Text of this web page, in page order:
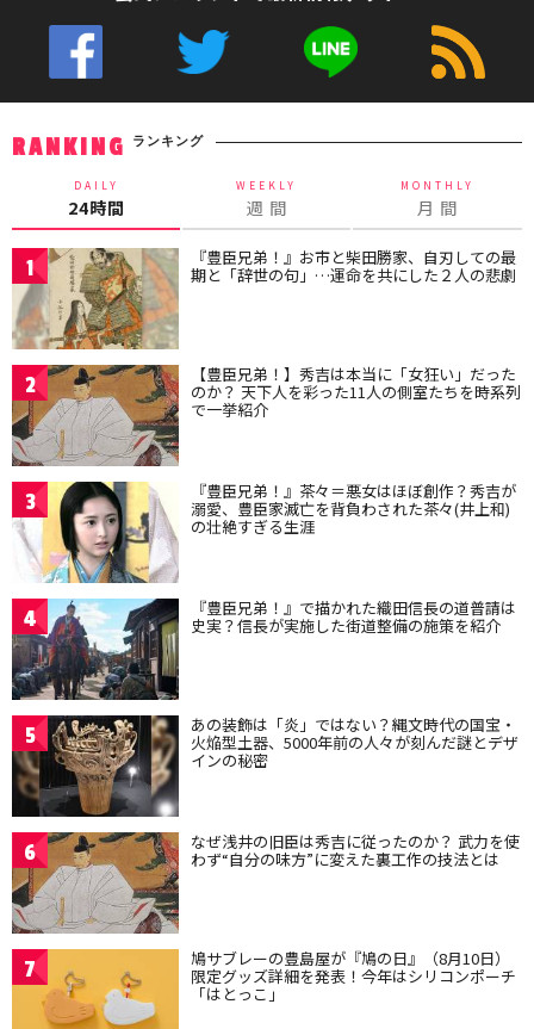
RANKING ランキング
DAILY
24時間
WEEKLY
週 間
MONTHLY
月 間
1 『豊臣兄弟！』お市と柴田勝家、自刃しての最
期と「辞世の句」…運命を共にした２人の悲劇
2 【豊臣兄弟！】秀吉は本当に「女狂い」だった
のか？ 天下人を彩った11人の側室たちを時系列
で一挙紹介
3 『豊臣兄弟！』茶々＝悪女はほぼ創作？秀吉が
溺愛、豊臣家滅亡を背負わされた茶々(井上和)
の壮絶すぎる生涯
4 『豊臣兄弟！』で描かれた織田信長の道普請は
史実？信長が実施した街道整備の施策を紹介
5 あの装飾は「炎」ではない？縄文時代の国宝・
火焔型土器、5000年前の人々が刻んだ謎とデザ
インの秘密
6 なぜ浅井の旧臣は秀吉に従ったのか？ 武力を使
わず“自分の味方”に変えた裏工作の技法とは
7 鳩サブレーの豊島屋が『鳩の日』（8月10日）
限定グッズ詳細を発表！今年はシリコンポーチ
「はとっこ」